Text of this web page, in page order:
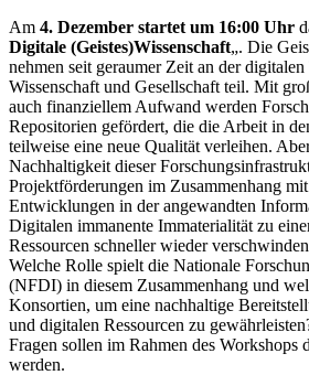
Am 4. Dezember startet um 16:00 Uhr
Digitale (Geistes)Wissenschaft„. Die
nehmen seit geraumer Zeit an der
Wissenschaft und Gesellschaft teil. Mit
auch finanziellem Aufwand werden
Repositorien gefördert, die die Arbeit in
teilweise eine neue Qualität verleihen.
Nachhaltigkeit dieser
Projektförderungen im Zusammenhang
Entwicklungen in der angewandten
Digitalen immanente Immaterialität zu
Ressourcen schneller wieder
Welche Rolle spielt die Nationale
(NFDI) in diesem Zusammenhang und
Konsortien, um eine nachhaltige
und digitalen Ressourcen zu
Fragen sollen im Rahmen des Workshops
werden.